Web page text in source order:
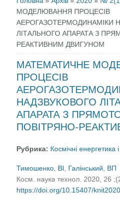
МОДЕЛЮВАННЯ ПРОЦЕСІВ
АЕРОГАЗОТЕРМОДИНАМІКИ
ЛІТАЛЬНОГО АПАРАТА З
РЕАКТИВНИМ ДВИГУНОМ
МАТЕМАТИЧНЕ
ПРОЦЕСІВ
НАДЗВУКОВОГО
АПАРАТА З
ПОВІТРЯНО-
Рубрика: Космічні енергетика
Тимошенко, ВІ
Галінський, ВП
Косм. наука технол. 2020, 26
https://doi.org/10.15407/